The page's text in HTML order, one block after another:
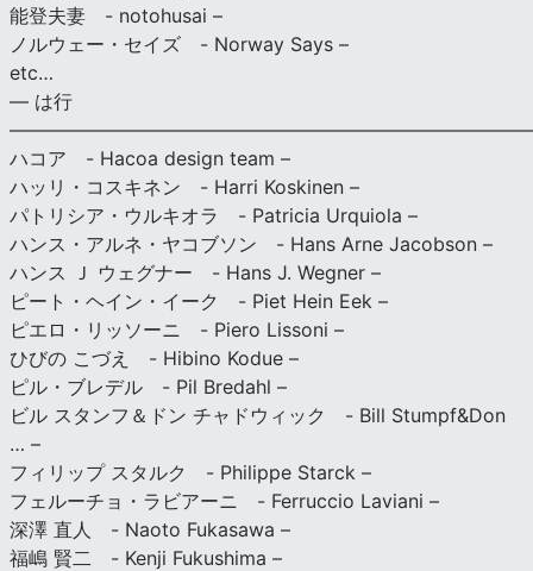
能登夫妻 - notohusai –
ノルウェー・セイズ - Norway Says –
etc…
— は行
ハコア - Hacoa design team –
ハッリ・コスキネン - Harri Koskinen –
パトリシア・ウルキオラ - Patricia Urquiola –
ハンス・アルネ・ヤコブソン - Hans Arne Jacobson –
ハンス Ｊ ウェグナー - Hans J. Wegner –
ピート・ヘイン・イーク - Piet Hein Eek –
ピエロ・リッソーニ - Piero Lissoni –
ひびの こづえ - Hibino Kodue –
ピル・ブレデル - Pil Bredahl –
ビル スタンフ＆ドン チャドウィック - Bill Stumpf&Don
… –
フィリップ スタルク - Philippe Starck –
フェルーチョ・ラビアーニ - Ferruccio Laviani –
深澤 直人 - Naoto Fukasawa –
福嶋 賢二 - Kenji Fukushima –